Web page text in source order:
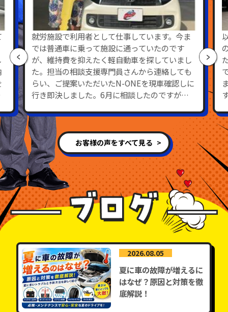
就労施設で利用者として仕事しています。今ま
では普通車に乗って施設に通っていたのです
が、維持費を抑えたく軽自動車を探していまし
た。担当の相談支援専門員さんから連絡しても
らい、ご提案いただいたN-ONEを現車確認しに
行き即決しました。6月に相談したのですが、
き、その期間に整備と清掃をしてくれていまし
た。先週頭金と書類を持っていくとすぐに移転
登録の手続きも済み、あっという間に納車でし
た。毎月お店に支払いに行く約束をしているの
で、仕事頑張ります。
お客様の声をすべて見る
2026.08.05
夏に車の故障が増えるに
はなぜ？原因と対策を徹
底解説！